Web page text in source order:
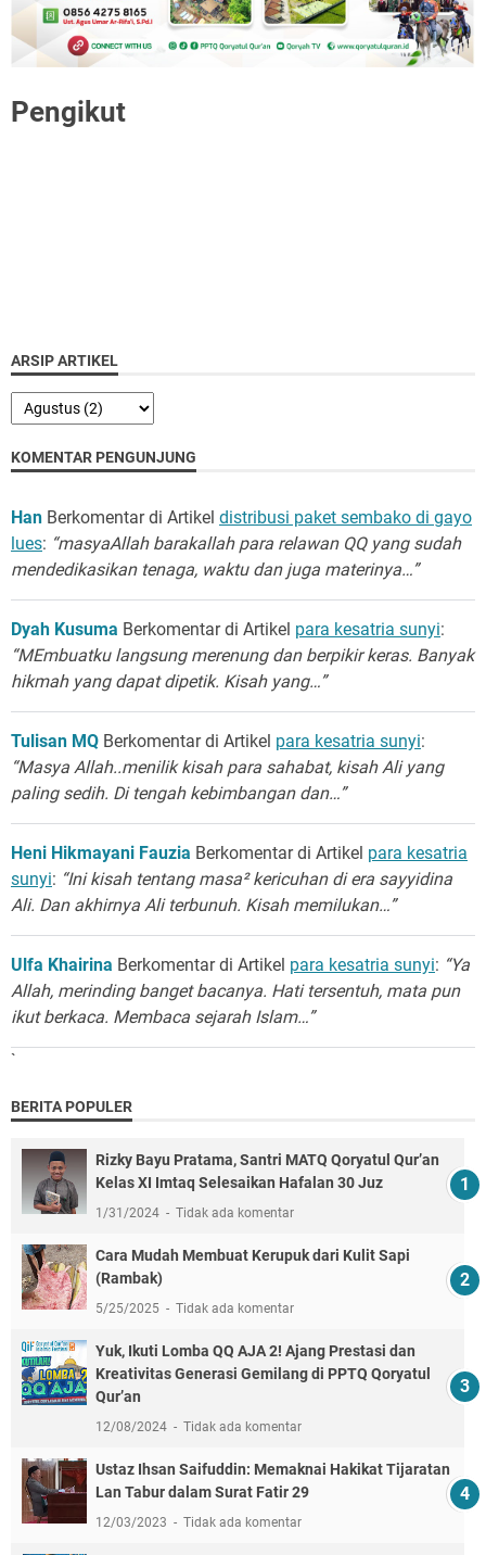
Pengikut
ARSIP ARTIKEL
KOMENTAR PENGUNJUNG
Han Berkomentar di Artikel distribusi paket sembako di gayo
lues: “masyaAllah barakallah para relawan QQ yang sudah
mendedikasikan tenaga, waktu dan juga materinya…”
Dyah Kusuma Berkomentar di Artikel para kesatria sunyi:
“MEmbuatku langsung merenung dan berpikir keras. Banyak
hikmah yang dapat dipetik. Kisah yang…”
Tulisan MQ Berkomentar di Artikel para kesatria sunyi:
“Masya Allah..menilik kisah para sahabat, kisah Ali yang
paling sedih. Di tengah kebimbangan dan…”
Heni Hikmayani Fauzia Berkomentar di Artikel para kesatria
sunyi: “Ini kisah tentang masa² kericuhan di era sayyidina
Ali. Dan akhirnya Ali terbunuh. Kisah memilukan…”
Ulfa Khairina Berkomentar di Artikel para kesatria sunyi: “Ya
Allah, merinding banget bacanya. Hati tersentuh, mata pun
ikut berkaca. Membaca sejarah Islam…”
`
BERITA POPULER
Rizky Bayu Pratama, Santri MATQ Qoryatul Qur’an
Kelas XI Imtaq Selesaikan Hafalan 30 Juz
1/31/2024 Tidak ada komentar
Cara Mudah Membuat Kerupuk dari Kulit Sapi
(Rambak)
5/25/2025 Tidak ada komentar
Yuk, Ikuti Lomba QQ AJA 2! Ajang Prestasi dan
Kreativitas Generasi Gemilang di PPTQ Qoryatul
Qur’an
12/08/2024 Tidak ada komentar
Ustaz Ihsan Saifuddin: Memaknai Hakikat Tijaratan
Lan Tabur dalam Surat Fatir 29
12/03/2023 Tidak ada komentar